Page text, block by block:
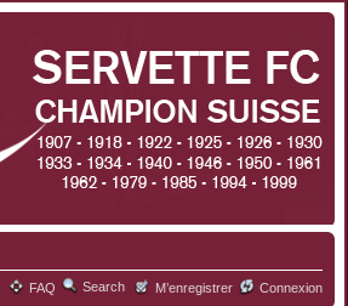
FAQ Search M’enregistrer Connexion